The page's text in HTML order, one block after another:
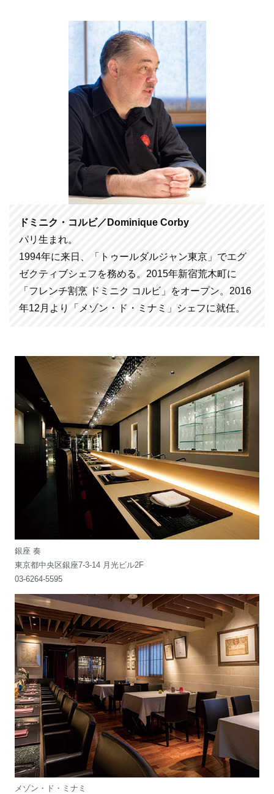
ドミニク・コルビ／Dominique Corby
パリ生まれ。
1994年に来日、「トゥールダルジャン東京」でエグ
ゼクティブシェフを務める。2015年新宿荒木町に
「フレンチ割烹 ドミニク コルビ」をオープン。2016
年12月より「メゾン・ド・ミナミ」シェフに就任。
銀座 奏
東京都中央区銀座7-3-14 月光ビル2F
03-6264-5595
メゾン・ド・ミナミ